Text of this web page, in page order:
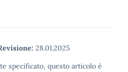
28.01.2025
specificato, questo articolo è